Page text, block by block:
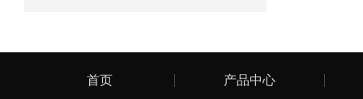
首页 产品中心